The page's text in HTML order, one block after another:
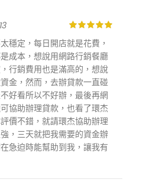
穩定，每日開店就是花費，
成本，想說用網路行銷餐廳
行銷費用也是滿高的，想說
金，然而，去辦貸款一直碰
好看所以不好辦，最後再網
協助辦理貸款，也看了環杰
價不錯，就請環杰協助辦理
，三天就把我需要的資金辦
急迫時能幫助到我，讓我有